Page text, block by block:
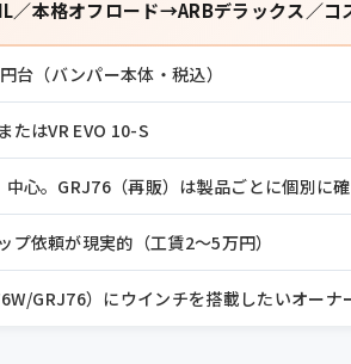
／本格オフロード→ARBデラックス／
台（バンパー本体・税込）
たはVR EVO 10-S
中心。GRJ76（再販）は製品ごとに個別に
依頼が現実的（工賃2〜5万円）
GRJ76）にウインチを搭載したいオーナ